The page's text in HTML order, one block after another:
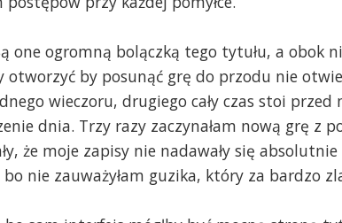
one ogromną bolączką tego tytułu, a
otworzyć by posunąć grę do przodu nie
wieczoru, drugiego cały czas stoi
dnia. Trzy razy zaczynałam nową grę z
że moje zapisy nie nadawały się
nie zauważyłam guzika, który za bardzo